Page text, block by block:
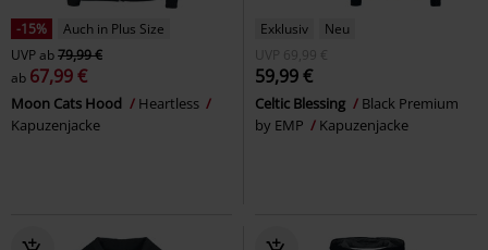
-15%
Auch in Plus Size
UVPab79,99 €
ab 67,99 €
Moon Cats Hood
Heartless
Kapuzenjacke
Exklusiv
Neu
UVP
69,99 €
59,99 €
Celtic Blessing
Black Premium
by EMP
Kapuzenjacke